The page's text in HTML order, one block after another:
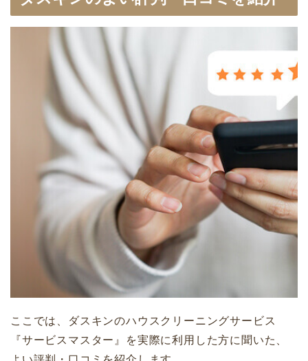
ここでは、ダスキンのハウスクリーニングサービス
『サービスマスター』を実際に利用した方に聞いた、